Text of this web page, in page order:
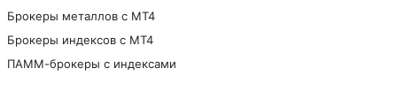
Canadian Dollar
GBPCHF
Swiss Franc
Брокеры металлов с МТ4
Брокеры индексов с МТ4
ПАММ-брокеры с индексами